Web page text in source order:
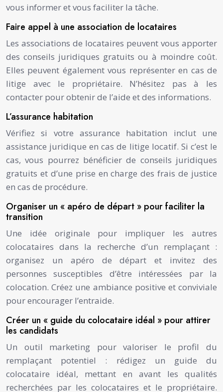
vous informer et vous faciliter la tâche.
Faire appel à une association de locataires
Les associations de locataires peuvent vous apporter
des conseils juridiques gratuits ou à moindre coût.
Elles peuvent également vous représenter en cas de
litige avec le propriétaire. N’hésitez pas à les
contacter pour obtenir de l’aide et des informations.
L’assurance habitation
Vérifiez si votre assurance habitation inclut une
assistance juridique en cas de litige locatif. Si c’est le
cas, vous pourrez bénéficier de conseils juridiques
gratuits et d’une prise en charge des frais de justice
en cas de procédure.
Organiser un « apéro de départ » pour faciliter la
transition
Une idée originale pour impliquer les autres
colocataires dans la recherche d’un remplaçant :
organisez un apéro de départ et invitez des
personnes susceptibles d’être intéressées par la
colocation. Créez une ambiance positive et conviviale
pour encourager l’entraide.
Créer un « guide du colocataire idéal » pour attirer
les candidats
Un outil marketing pour valoriser le profil du
remplaçant potentiel : rédigez un guide du
colocataire idéal, mettant en avant les qualités
recherchées par les colocataires et le propriétaire.